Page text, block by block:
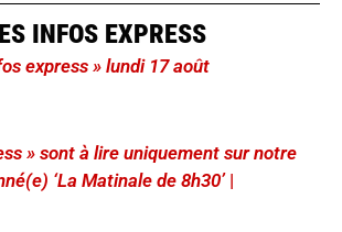
INFOS EXPRESS
express » lundi 17 août
» sont à lire uniquement sur notre
‘La Matinale de 8h30’ |